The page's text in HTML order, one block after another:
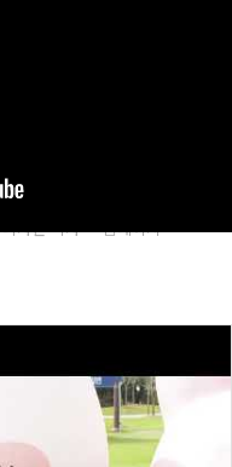
디자인·책자 홈페이지